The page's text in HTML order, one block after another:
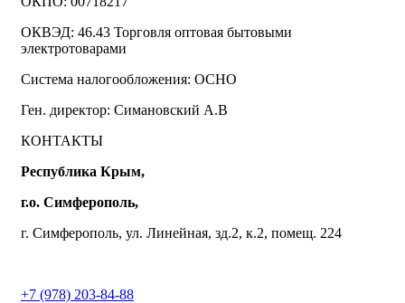
ОКВЭД: 46.43 Торговля оптовая бытовыми
электротоварами
Система налогообложения: ОСНО
Ген. директор: Симановский А.В
КОНТАКТЫ
Республика Крым,
г.о. Симферополь,
г. Симферополь, ул. Линейная, зд.2, к.2, помещ. 224
+7 (978) 203-84-88